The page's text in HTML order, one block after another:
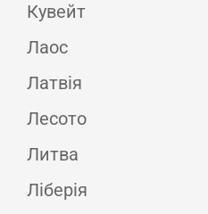
Кувейт
Лаос
Латвія
Лесото
Литва
Ліберія